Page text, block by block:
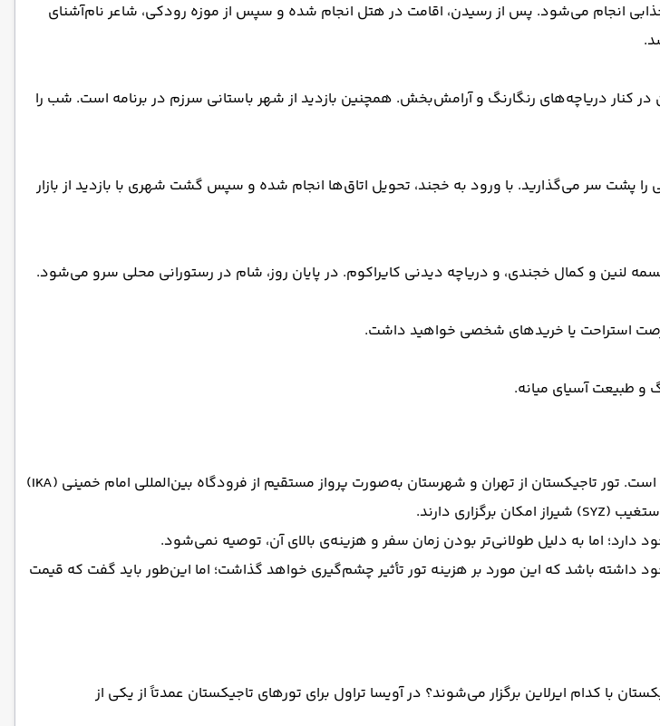
انجام می‌شود. پس از رسیدن، اقامت در هتل انجام شده و سپس از موزه رودکی، شاعر نام‌آشنای
دریاچه‌های رنگارنگ و آرامش‌بخش. همچنین بازدید از شهر باستانی سرزم در برنامه است. شب را
سر می‌گذارید. با ورود به خجند، تحویل اتاق‌ها انجام شده و سپس گشت شهری با بازدید از بازار
لنین و کمال خجندی، و دریاچه دیدنی کایراکوم. در پایان روز، شام در رستورانی محلی سرو می‌شود.
استراحت یا خریدهای شخصی خواهید داشت.
و طبیعت آسیای میانه.
گفتنی است که تور تاجیکستان، علاوه بر تهران از شهرهای مشهد و شیراز نیز قابل برگزاری است. تور تاجیکستان از تهران و شهرستان به‌صورت پرواز مستقیم از فرودگاه‌ بین‌المللی امام خمینی (IKA)
دارد؛ اما به دلیل طولانی‌تر بودن زمان سفر و هزینه‌ی بالای آن، توصیه نمی‌شود.
داشته باشد که این مورد بر هزینه تور تأثیر چشم‌گیری خواهد گذاشت؛ اما این‌طور باید گفت که قیمت
با کدام ایرلاین برگزار می‌شوند؟ در آویسا تراول برای تورهای تاجیکستان عمدتاً از یکی از